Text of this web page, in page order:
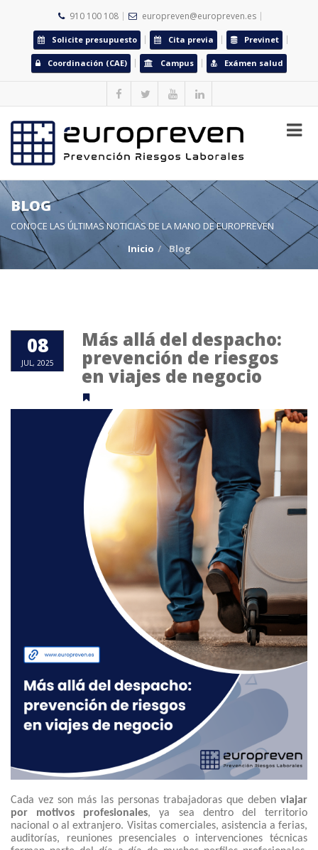
910 100 108 europreven@europreven.es
Solicite presupuesto Cita previa Previnet
Coordinación (CAE) Campus Exámen salud
BLOG
CONOCE LAS ÚLTIMAS NOTICIAS DE LA MANO DE EUROPREVEN
Inicio
Blog
08
JUL, 2025
Más allá del despacho:
prevención de riesgos
en viajes de negocio
Cada vez son más las personas trabajadoras que deben viajar
por motivos profesionales, ya sea dentro del territorio
nacional o al extranjero. Visitas comerciales, asistencia a ferias,
auditorías, reuniones presenciales o intervenciones técnicas